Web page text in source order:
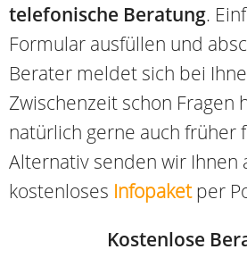
telefonische Beratung.
Formular ausfüllen und
Berater meldet sich bei
Zwischenzeit schon Fragen
natürlich gerne auch früher
Alternativ senden wir Ihnen
kostenloses Infopaket per
Kostenlose